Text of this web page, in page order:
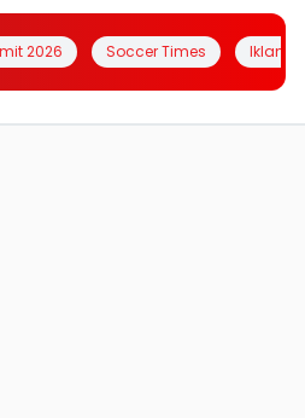
2026 Soccer Times Iklanin